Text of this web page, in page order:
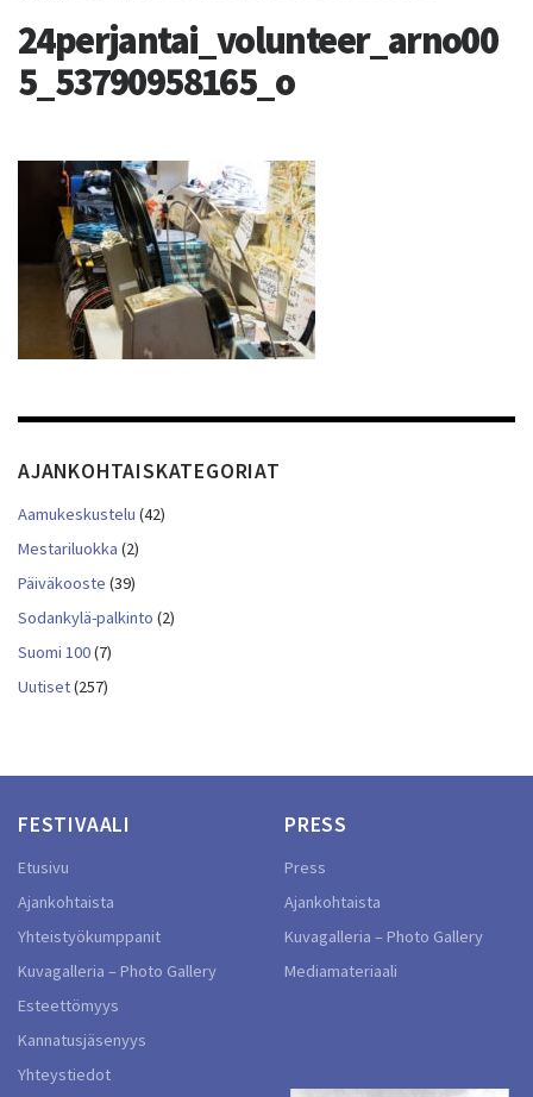
24perjantai_volunteer_arno00
5_53790958165_o
AJANKOHTAISKATEGORIAT
Aamukeskustelu (42)
Mestariluokka (2)
Päiväkooste (39)
Sodankylä-palkinto (2)
Suomi 100(7)
Uutiset(257)
FESTIVAALI
Etusivu
Ajankohtaista
Yhteistyökumppanit
Kuvagalleria – Photo Gallery
Esteettömyys
Kannatusjäsenyys
Yhteystiedot
PRESS
Press
Ajankohtaista
Kuvagalleria – Photo Gallery
Mediamateriaali